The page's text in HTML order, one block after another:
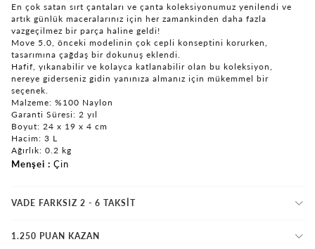
En çok satan sırt çantaları ve çanta koleksiyonumuz yenilendi ve
artık günlük maceralarınız için her zamankinden daha fazla
vazgeçilmez bir parça haline geldi!
Move 5.0, önceki modelinin çok cepli konseptini korurken,
tasarımına çağdaş bir dokunuş eklendi.
Hafif, yıkanabilir ve kolayca katlanabilir olan bu koleksiyon,
nereye giderseniz gidin yanınıza almanız için mükemmel bir
seçenek.
Malzeme: %100 Naylon
Garanti Süresi: 2 yıl
Boyut: 24 x 19 x 4 cm
Hacim: 3 L
Ağırlık: 0.2 kg
Menşei Çin
VADE FARKSIZ 2 - 6 TAKSIT
1.250 PUAN KAZAN